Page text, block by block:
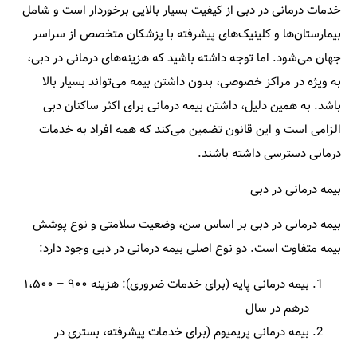
خدمات درمانی در دبی از کیفیت بسیار بالایی برخوردار است و شامل
بیمارستان‌ها و کلینیک‌های پیشرفته با پزشکان متخصص از سراسر
جهان می‌شود. اما توجه داشته باشید که هزینه‌های درمانی در دبی،
به‌ ویژه در مراکز خصوصی، بدون داشتن بیمه می‌تواند بسیار بالا
باشد. به همین دلیل، داشتن بیمه درمانی برای اکثر ساکنان دبی
الزامی است و این قانون تضمین می‌کند که همه افراد به خدمات
درمانی دسترسی داشته باشند.
بیمه درمانی در دبی
بیمه درمانی در دبی بر اساس سن، وضعیت سلامتی و نوع پوشش
بیمه متفاوت است. دو نوع اصلی بیمه درمانی در دبی وجود دارد:
بیمه درمانی پایه (برای خدمات ضروری): هزینه ۹۰۰ – ۱،۵۰۰
درهم در سال
بیمه درمانی پریمیوم (برای خدمات پیشرفته، بستری در